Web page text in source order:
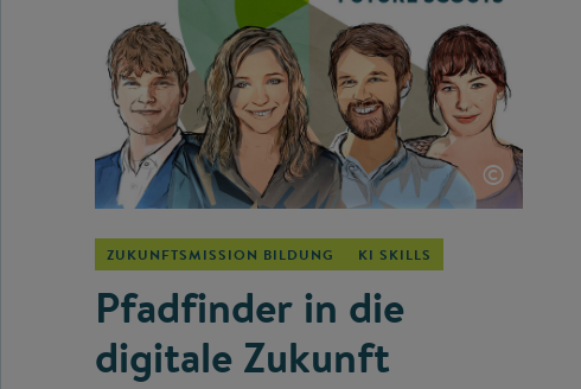
©
ZUKUNFTSMISSION BILDUNG KI SKILLS
Pfadfinder in die
digitale Zukunft